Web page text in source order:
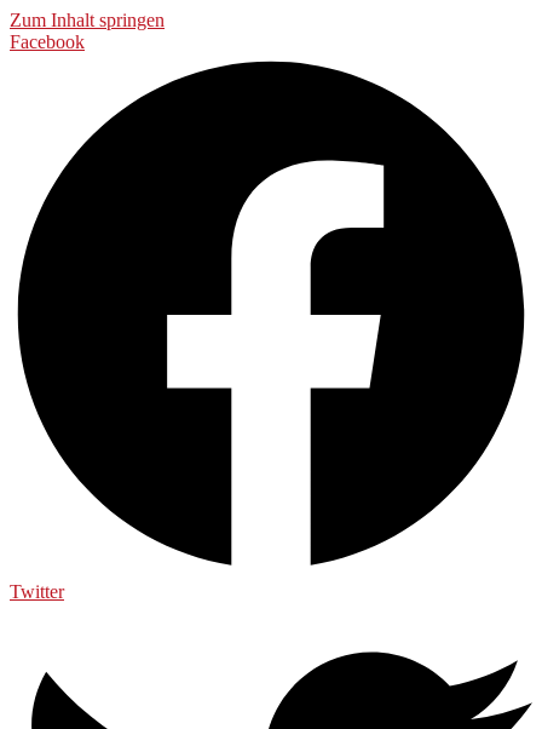
Zum Inhalt springen
Facebook
Twitter